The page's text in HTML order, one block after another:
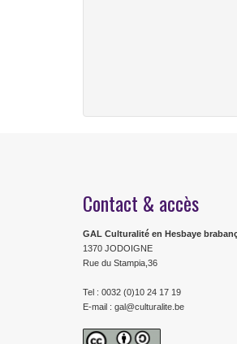
Contact & accès
GAL Culturalité en Hesbaye
1370 JODOIGNE
Rue du Stampia,36
Tel : 0032 (0)10 24 17 19
E-mail : gal@culturalite.be